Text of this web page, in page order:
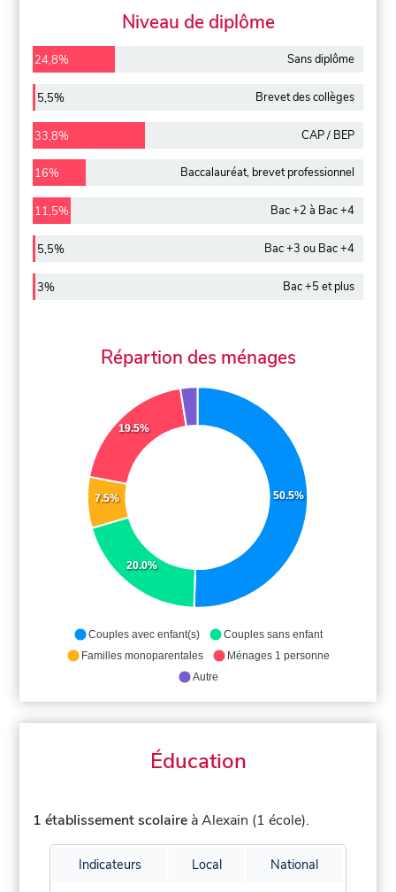
Niveau de diplôme
24,8% Sans diplôme
5,5% Brevet des collèges
33,8% CAP / BEP
16% Baccalauréat, brevet professionnel
11,5% Bac +2 à Bac +4
5,5% Bac +3 ou Bac +4
3% Bac +5 et plus
Répartion des ménages
50.5%
20.0%
7.5%
19.5%
Couples avec enfant(s)
Couples sans enfant
Familles monoparentales
Ménages 1 personne
Autre
Éducation
1 établissement scolaire à Alexain (1 école).
Indicateurs Local National